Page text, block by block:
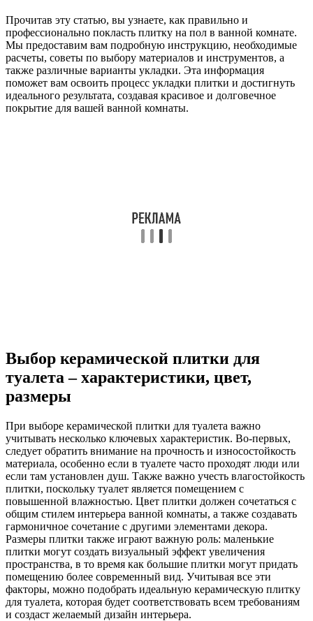
Прочитав эту статью, вы узнаете, как правильно и
профессионально покласть плитку на пол в ванной комнате.
Мы предоставим вам подробную инструкцию, необходимые
расчеты, советы по выбору материалов и инструментов, а
также различные варианты укладки. Эта информация
поможет вам освоить процесс укладки плитки и достигнуть
идеального результата, создавая красивое и долговечное
покрытие для вашей ванной комнаты.
Выбор керамической плитки для
туалета – характеристики, цвет,
размеры
При выборе керамической плитки для туалета важно
учитывать несколько ключевых характеристик. Во-первых,
следует обратить внимание на прочность и износостойкость
материала, особенно если в туалете часто проходят люди или
если там установлен душ. Также важно учесть влагостойкость
плитки, поскольку туалет является помещением с
повышенной влажностью. Цвет плитки должен сочетаться с
общим стилем интерьера ванной комнаты, а также создавать
гармоничное сочетание с другими элементами декора.
Размеры плитки также играют важную роль: маленькие
плитки могут создать визуальный эффект увеличения
пространства, в то время как большие плитки могут придать
помещению более современный вид. Учитывая все эти
факторы, можно подобрать идеальную керамическую плитку
для туалета, которая будет соответствовать всем требованиям
и создаст желаемый дизайн интерьера.